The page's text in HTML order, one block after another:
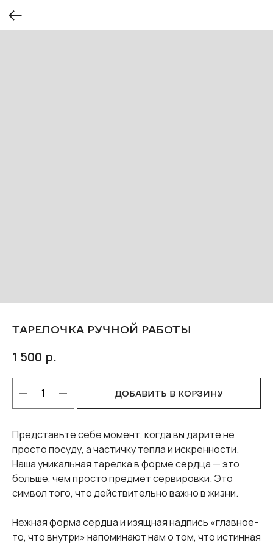
ТАРЕЛОЧКА РУЧНОЙ РАБОТЫ
1 500 р.
ДОБАВИТЬ В КОРЗИНУ
Представьте себе момент, когда вы дарите не
просто посуду, а частичку тепла и искренности.
Наша уникальная тарелка в форме сердца — это
больше, чем просто предмет сервировки. Это
символ того, что действительно важно в жизни.
Нежная форма сердца и изящная надпись «главное-
то, что внутри» напоминают нам о том, что истинная